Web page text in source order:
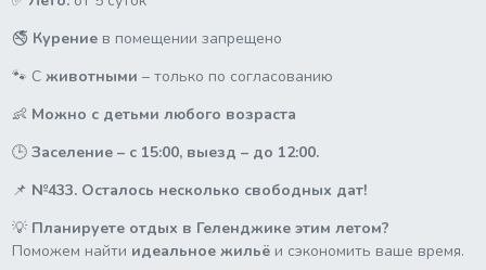
🚭 Курениев помещении запрещено
🐾 С животными – только по согласованию
👶 Можно с детьми любого возраста
🕒 Заселение – с 15:00, выезд – до 12:00.
📌 №433. Осталось несколько свободных дат!
💡 Планируете отдых в Геленджике этим летом?
Поможем найти идеальное жильёи сэкономить ваше время.